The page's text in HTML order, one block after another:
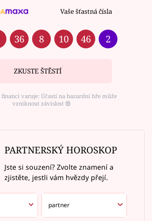
Vaše šťastná čísla
36 8 10 46 2
ZKUSTE ŠTĚSTÍ
varuje: Účastí na hazardní hře může
vzniknout závislost ⑱
PARTNERSKÝ HOROSKOP
Jste si souzení? Zvolte znamení a
zjistěte, jestli vám hvězdy přejí.